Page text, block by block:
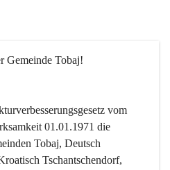
Gemeinde Tobaj!
vom
01.01.1971 die
Tobaj, Deutsch
Tschantschendorf,